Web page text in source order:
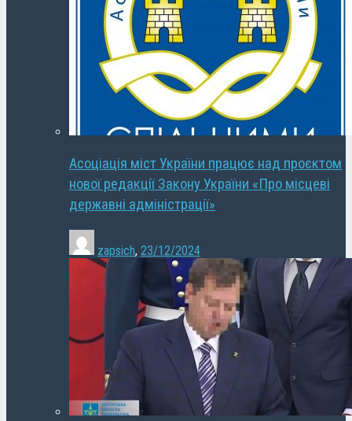
Асоціація міст України працює над проєктом
нової редакції Закону України «Про місцеві
державні адміністрації»
zapsich, 23/12/2024